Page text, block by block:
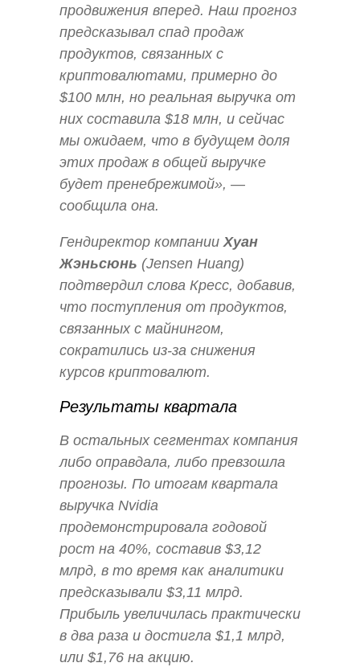
продвижения вперед. Наш прогноз
предсказывал спад продаж
продуктов, связанных с
криптовалютами, примерно до
$100 млн, но реальная выручка от
них составила $18 млн, и сейчас
мы ожидаем, что в будущем доля
этих продаж в общей выручке
будет пренебрежимой», —
сообщила она.
Гендиректор компании Хуан
Жэньсюнь (Jensen Huang)
подтвердил слова Кресс, добавив,
что поступления от продуктов,
связанных с майнингом,
сократились из-за снижения
курсов криптовалют.
Результаты квартала
В остальных сегментах компания
либо оправдала, либо превзошла
прогнозы. По итогам квартала
выручка Nvidia
продемонстрировала годовой
рост на 40%, составив $3,12
млрд, в то время как аналитики
предсказывали $3,11 млрд.
Прибыль увеличилась практически
в два раза и достигла $1,1 млрд,
или $1,76 на акцию.